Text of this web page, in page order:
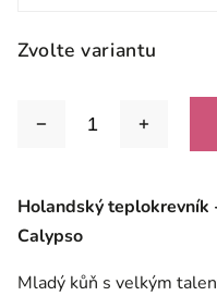
Zvolte variantu
Holandský teplokrevník
Calypso
Mladý kůň s velkým